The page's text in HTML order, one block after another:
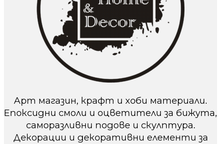
Арт магазин, крафт и хоби материали.
Епоксидни смоли и оцветители за бижута,
саморазливни подове и скулптура.
Декорации и декоративни елементи за